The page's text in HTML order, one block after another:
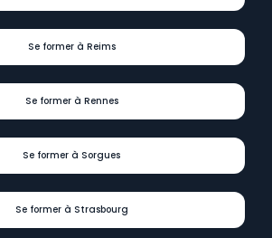
Se former à Reims
Se former à Rennes
Se former à Sorgues
Se former à Strasbourg